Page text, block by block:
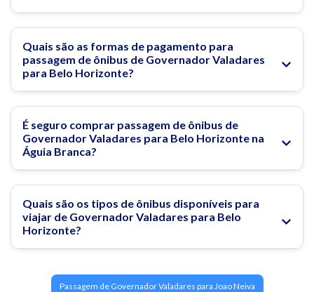
Quais são as formas de pagamento para
passagem de ônibus de Governador Valadares
para Belo Horizonte?
É seguro comprar passagem de ônibus de
Governador Valadares para Belo Horizonte na
Águia Branca?
Quais são os tipos de ônibus disponíveis para
viajar de Governador Valadares para Belo
Horizonte?
Passagem de Governador Valadares para Joao Neiva